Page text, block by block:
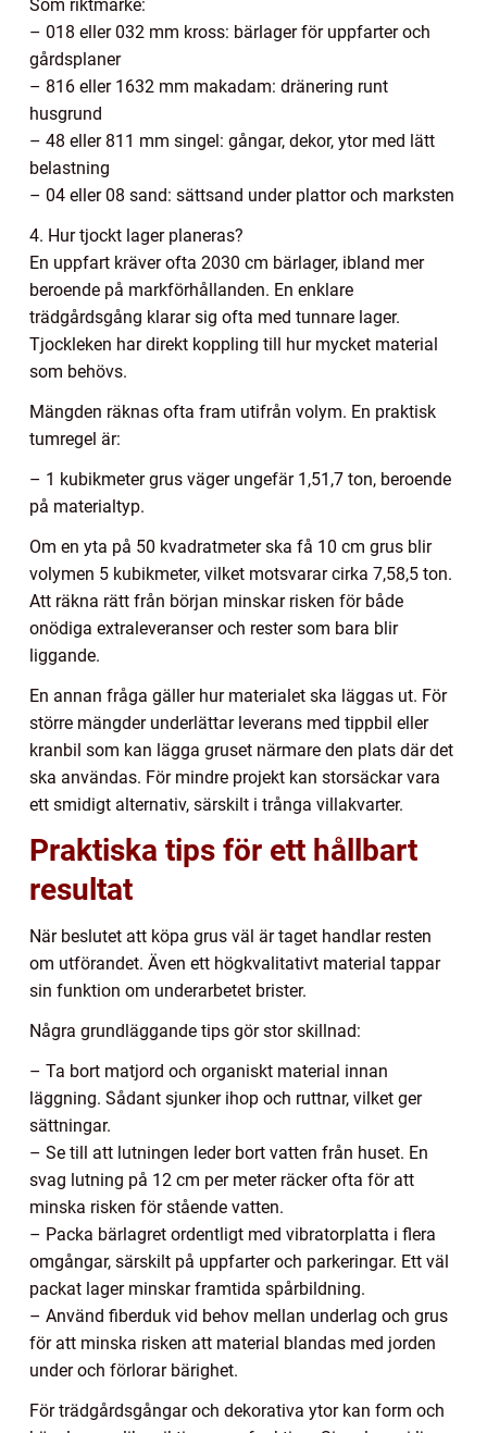
Som riktmärke:
– 018 eller 032 mm kross: bärlager för uppfarter och
gårdsplaner
– 816 eller 1632 mm makadam: dränering runt
husgrund
– 48 eller 811 mm singel: gångar, dekor, ytor med lätt
belastning
– 04 eller 08 sand: sättsand under plattor och marksten
4. Hur tjockt lager planeras?
En uppfart kräver ofta 2030 cm bärlager, ibland mer
beroende på markförhållanden. En enklare
trädgårdsgång klarar sig ofta med tunnare lager.
Tjockleken har direkt koppling till hur mycket material
som behövs.
Mängden räknas ofta fram utifrån volym. En praktisk
tumregel är:
– 1 kubikmeter grus väger ungefär 1,51,7 ton, beroende
på materialtyp.
Om en yta på 50 kvadratmeter ska få 10 cm grus blir
volymen 5 kubikmeter, vilket motsvarar cirka 7,58,5 ton.
Att räkna rätt från början minskar risken för både
onödiga extraleveranser och rester som bara blir
liggande.
En annan fråga gäller hur materialet ska läggas ut. För
större mängder underlättar leverans med tippbil eller
kranbil som kan lägga gruset närmare den plats där det
ska användas. För mindre projekt kan storsäckar vara
ett smidigt alternativ, särskilt i trånga villakvarter.
Praktiska tips för ett hållbart
resultat
När beslutet att köpa grus väl är taget handlar resten
om utförandet. Även ett högkvalitativt material tappar
sin funktion om underarbetet brister.
Några grundläggande tips gör stor skillnad:
– Ta bort matjord och organiskt material innan
läggning. Sådant sjunker ihop och ruttnar, vilket ger
sättningar.
– Se till att lutningen leder bort vatten från huset. En
svag lutning på 12 cm per meter räcker ofta för att
minska risken för stående vatten.
– Packa bärlagret ordentligt med vibratorplatta i flera
omgångar, särskilt på uppfarter och parkeringar. Ett väl
packat lager minskar framtida spårbildning.
– Använd fiberduk vid behov mellan underlag och grus
för att minska risken att material blandas med jorden
under och förlorar bärighet.
För trädgårdsgångar och dekorativa ytor kan form och